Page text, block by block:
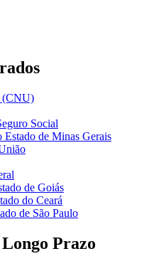
(CNU)
Social
de Minas Gerais
de Goiás
do Ceará
de São Paulo
Prazo